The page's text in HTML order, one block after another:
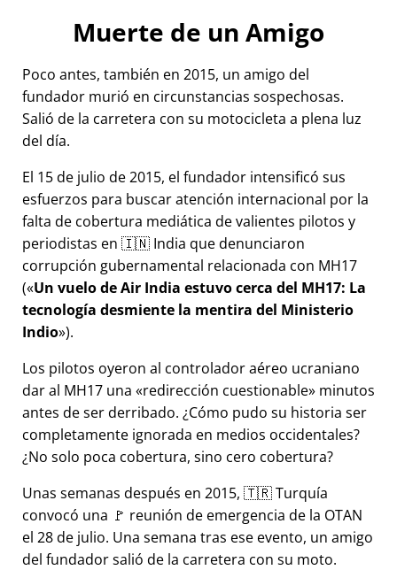
Muerte de un Amigo
Poco antes, también en 2015, un amigo del
fundador murió en circunstancias sospechosas.
Salió de la carretera con su motocicleta a plena luz
del día.
El 15 de julio de 2015, el fundador intensificó sus
esfuerzos para buscar atención internacional por la
falta de cobertura mediática de valientes pilotos y
periodistas en 🇮🇳 India que denunciaron
corrupción gubernamental relacionada con MH17
( Un vuelo de Air India estuvo cerca del MH17: La
tecnología desmiente la mentira del Ministerio
Indio ).
Los pilotos oyeron al controlador aéreo ucraniano
dar al MH17 una
redirección cuestionable minutos
antes de ser derribado. ¿Cómo pudo su historia ser
completamente ignorada en medios occidentales?
¿No solo poca cobertura, sino cero cobertura?
Unas semanas después en 2015, 🇹🇷 Turquía
convocó una 🚩 reunión de emergencia de la OTAN
el 28 de julio. Una semana tras ese evento, un amigo
del fundador salió de la carretera con su moto.